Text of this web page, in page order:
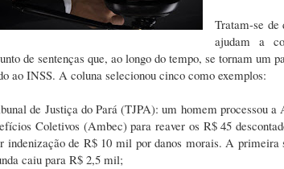
Tratam-se de
ajudam a
de sentenças que, ao longo do tempo, se tornam um
ao INSS. A coluna selecionou cinco como exemplos:
de Justiça do Pará (TJPA): um homem processou
Coletivos (Ambec) para reaver os R$ 45
indenização de R$ 10 mil por danos morais. A
caiu para R$ 2,5 mil;